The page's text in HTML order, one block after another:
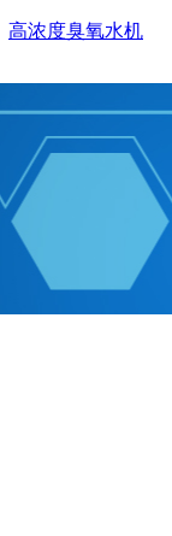
高浓度臭氧水机